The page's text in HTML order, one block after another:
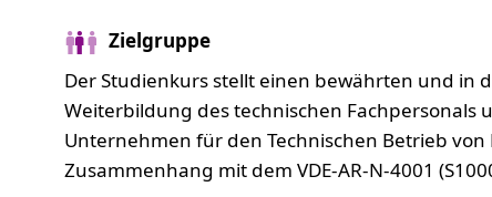
Zielgruppe
Der Studienkurs stellt einen bewährten und in
Weiterbildung des technischen
Unternehmen für den Technischen Betrieb
Zusammenhang mit dem VDE-AR-N-4001